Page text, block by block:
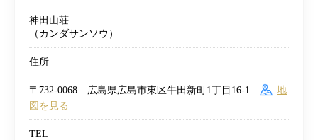
神田山荘
（カンダサンソウ）
住所
〒732-0068 広島県広島市東区牛田新町1丁目16-1
地
図を見る
TEL